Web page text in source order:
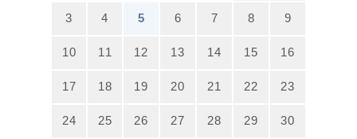
3 4 5 6 7 8 9
10 11 12 13 14 15 16
17 18 19 20 21 22 23
24 25 26 27 28 29 30